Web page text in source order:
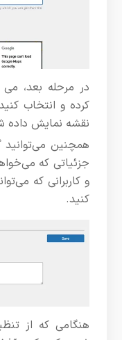
در مرحله بعد، می
کرده و انتخاب
نقشه نمایش داده
همچنین می‌توانید
جزئیاتی که
و کاربرانی که
کنید.
هنگامی که از